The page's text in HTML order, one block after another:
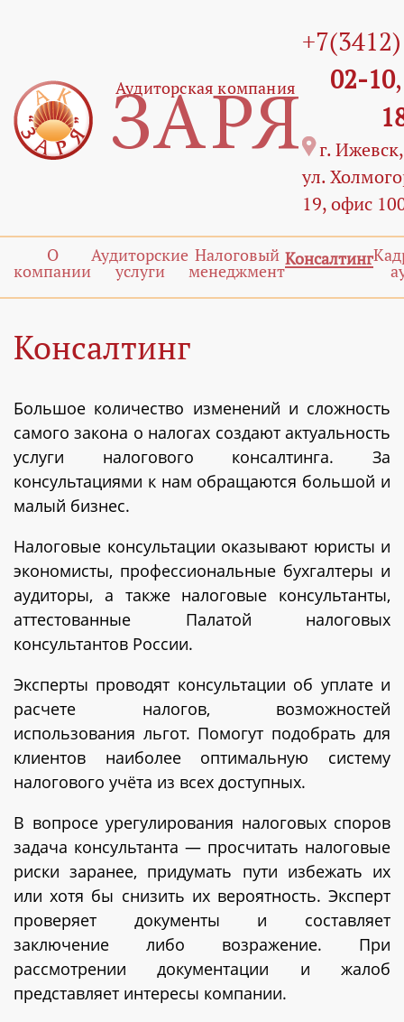
Аудиторская компания
ЗАРЯ
02-10
г. Ижевск,
ул.
19, офис
О
компании
Аудиторские
услуги
Налоговый
менеджмент
Консалтинг
Консалтинг
Большое количество изменений и сложность
самого закона о налогах создают актуальность
услуги налогового консалтинга. За
консультациями к нам обращаются большой и
малый бизнес.
Налоговые консультации оказывают юристы и
экономисты, профессиональные бухгалтеры и
аудиторы, а также налоговые консультанты,
аттестованные Палатой налоговых
консультантов России.
Эксперты проводят консультации об уплате и
расчете налогов, возможностей
использования льгот. Помогут подобрать для
клиентов наиболее оптимальную систему
налогового учёта из всех доступных.
В вопросе урегулирования налоговых споров
задача консультанта — просчитать налоговые
риски заранее, придумать пути избежать их
или хотя бы снизить их вероятность. Эксперт
проверяет документы и составляет
заключение либо возражение. При
рассмотрении документации и жалоб
представляет интересы компании.